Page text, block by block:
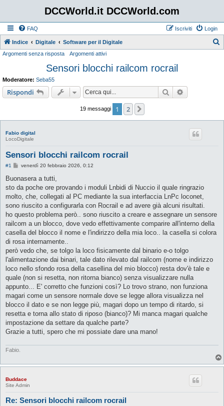
DCCWorld.it DCCWorld.com
FAQ Login
Iscriviti
Indice Digitale Software per il Digitale
Argomenti senza risposta Argomenti attivi
Sensori blocchi railcom rocrail
Moderatore: Seba55
Rispondi Cerca
19 messaggi 1 2
Fabio digital
LocoDigitale
Sensori blocchi railcom rocrail
#1
M
s
a
g
i
o
venerdì 20 febbraio 2026, 0:12
Buonasera a tutti,
sto da poche ore provando i moduli Lnbidi di Nuccio il quale ringrazio
molto, che, collegati al PC mediante la sua interfaccia LnPc loconet,
sono riuscito a configurarla con Rocrail e ad avere già alcuni risultati.
ho questo problema però.. sono riuscito a creare e assegnare un sensore
railcom a un blocco, dove vedo effettivamente comparire all'interno della
casella del blocco il nome e l'indirizzo della mia loco.. la casella si colora
di rosa internamente..
però vedo che, se tolgo la loco fisicamente dal binario e-o tolgo
l'alimentazione dai binari, tale dato rilevato dal railcom (nome e indirizzo
loco nello sfondo rosa della casellina del mio blocco) resta dov'è tale e
quale (non si resetta, non ritorna bianco) senza visualizzare nulla
appunto... E' corretto che funzioni così? Lo trovo strano, non funziona
magari come un sensore normale dove se legge allora visualizza nel
blocco il dato e se non legge più, magari dopo un tempo di ritardo, si
resetta e torna allo stato di riposo (bianco)? Mi manca magari qualche
impostazione da settare da qualche parte?
Grazie a tutti, spero che mi possiate dare una mano!
Fabio.
Buddace
Site Admin
Re: Sensori blocchi railcom rocrail